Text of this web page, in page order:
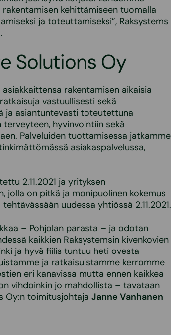
kehittämiseen tuomalla
ja toteuttamiseksi”, Raksystems
Solutions Oy
rakentamisen aikaisia
vastuullisesti sekä
ja asiantuntevasti toteutettuna
hyvinvointiin sekä
Palveluiden tuottamisessa jatkamme
asiakaspalvelussa,
2.11.2021 ja yrityksen
jolla on pitkä ja monipuolinen kokemus
uudessa yhtiössä 2.11.2021.
– Pohjolan parasta – ja odotan
kaikkien Raksystemsin kivenkovien
ja hyvä fiilis tuntuu heti ovesta
ja ratkaisuistamme kerromme
eri kanavissa mutta ennen kaikkea
vihdoinkin jo mahdollista – tavataan
Oy:n toimitusjohtaja Janne Vanhanen